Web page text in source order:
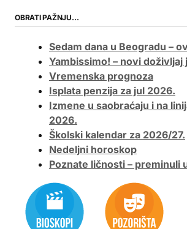
OBRATI PAŽNJU…
Sedam dana u Beogradu –
Yambissimo! – novi doživljaj
Vremenska prognoza
Isplata penzija za jul 2026.
Izmene u saobraćaju i na
2026.
Školski kalendar za 2026/27.
Nedeljni horoskop
Poznate ličnosti – preminuli